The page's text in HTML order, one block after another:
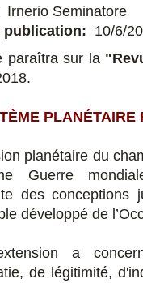
Irnerio Seminatore
publication: 10/6/
paraîtra sur la
PLANÉTAIRE
planétaire du
Guerre
des conceptions
développé de
a
de légitimité,